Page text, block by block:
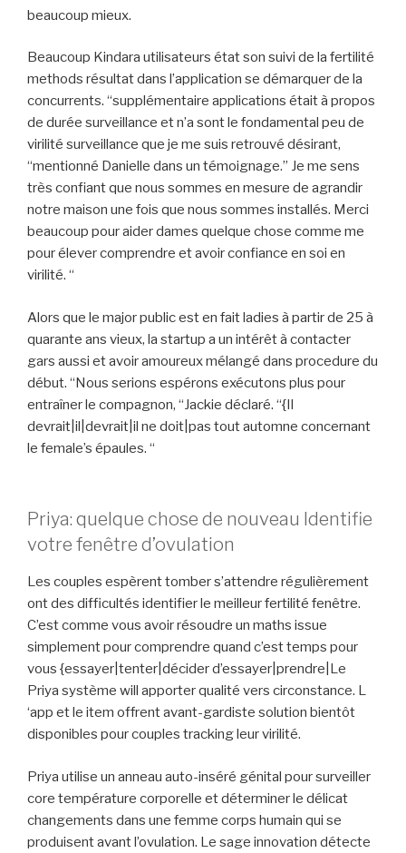
beaucoup mieux.
Beaucoup Kindara utilisateurs état son suivi de la fertilité
methods résultat dans l’application se démarquer de la
concurrents. “supplémentaire applications était à propos
de durée surveillance et n’a sont le fondamental peu de
virilité surveillance que je me suis retrouvé désirant,
“mentionné Danielle dans un témoignage.” Je me sens
très confiant que nous sommes en mesure de agrandir
notre maison une fois que nous sommes installés. Merci
beaucoup pour aider dames quelque chose comme me
pour élever comprendre et avoir confiance en soi en
virilité. “
Alors que le major public est en fait ladies à partir de 25 à
quarante ans vieux, la startup a un intérêt à contacter
gars aussi et avoir amoureux mélangé dans procedure du
début. “Nous serions espérons exécutons plus pour
entraîner le compagnon, “Jackie déclaré. “{Il
devrait|il|devrait|il ne doit|pas tout automne concernant
le female’s épaules. “
Priya: quelque chose de nouveau Identifie
votre fenêtre d’ovulation
Les couples espèrent tomber s’attendre régulièrement
ont des difficultés identifier le meilleur fertilité fenêtre.
C’est comme vous avoir résoudre un maths issue
simplement pour comprendre quand c’est temps pour
vous {essayer|tenter|décider d’essayer|prendre|Le
Priya système will apporter qualité vers circonstance. L
‘app et le item offrent avant-gardiste solution bientôt
disponibles pour couples tracking leur virilité.
Priya utilise un anneau auto-inséré génital pour surveiller
core température corporelle et déterminer le délicat
changements dans une femme corps humain qui se
produisent avant l’ovulation. Le sage innovation détecte